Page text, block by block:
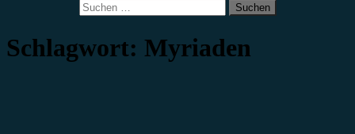
Suchen
nach:
Schlagwort: Myriaden